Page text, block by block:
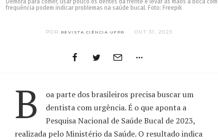
Demora para comer, usar pouco os dentes da frente e levar as mãos à boca com
frequência podem indicar problemas na saúde bucal. Foto: Freepik
POR REVISTA CIÊNCIA UFPR OUT 31, 2023
B
oa parte dos brasileiros precisa buscar um
dentista com urgência. É o que aponta a
Pesquisa Nacional de Saúde Bucal de 2023,
realizada pelo Ministério da Saúde. O resultado indica